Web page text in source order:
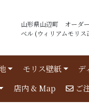
山形県山辺町 オーダ
ベル (ウィリアムモリ
モリス壁紙 デ
店内 & Map ご